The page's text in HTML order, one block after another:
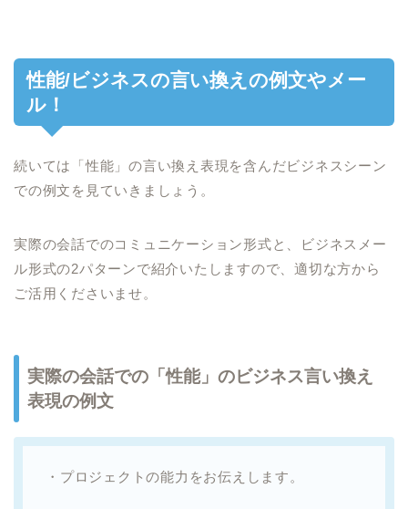
性能/ビジネスの言い換えの例文やメー
ル！
続いては「性能」の言い換え表現を含んだビジネスシーン
での例文を見ていきましょう。
実際の会話でのコミュニケーション形式と、ビジネスメー
ル形式の2パターンで紹介いたしますので、適切な方から
ご活用くださいませ。
実際の会話での「性能」のビジネス言い換え
表現の例文
・プロジェクトの能力をお伝えします。